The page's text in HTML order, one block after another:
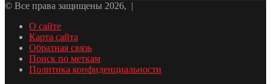
© Все права защищены 2026, |
О сайте
Карта сайта
Обратная связь
Поиск по меткам
Политика конфиденциальности